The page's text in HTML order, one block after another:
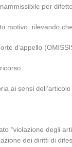
per
motivo, rilevando
d’appello
ai sensi dell’articolo
“violazione degli
dei diritti di